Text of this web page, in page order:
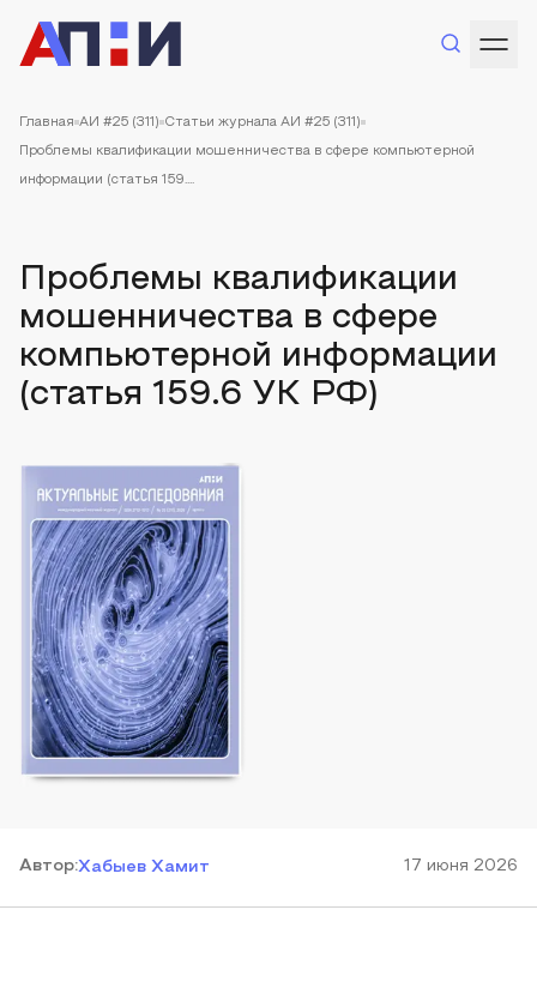
Главная АИ #25 (311) Статьи журнала АИ #25 (311)
Проблемы квалификации мошенничества в сфере компьютерной
информации (статья 159....
Проблемы квалификации
мошенничества в сфере
компьютерной информации
(статья 159.6 УК РФ)
Автор:Хабыев Хамит 17 июня 2026